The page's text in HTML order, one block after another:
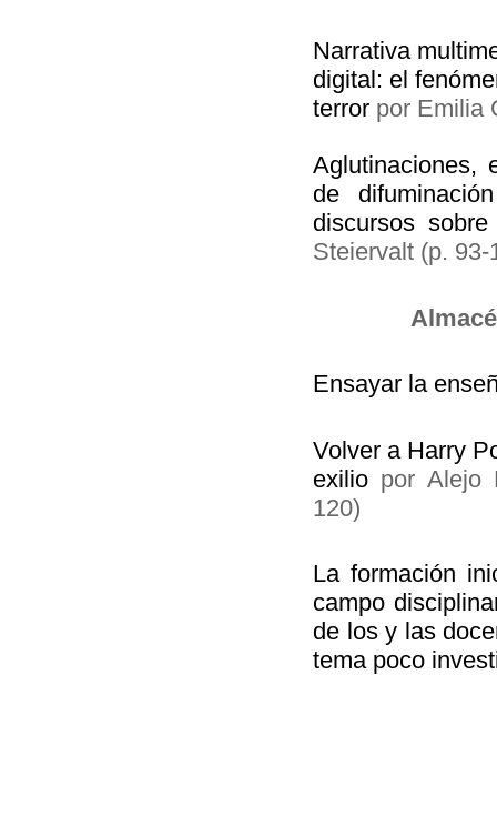
Narrativa
digital: el
terror por Emilia
Aglutinaciones,
de
discursos
Steiervalt (p. 93-
Ensayar la
Volver a Harry
exilio por Alejo
120)
La formación
campo
de los y las
tema poco